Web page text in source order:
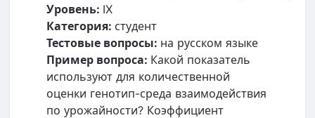
Уровень: IX
Категория: студент
Тестовые вопросы: на русском языке
Пример вопроса: Какой показатель
используют для количественной
оценки генотип-среда взаимодействия
по урожайности? Коэффициент